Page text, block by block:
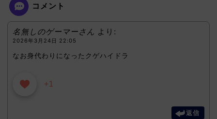
コメント
名無しのゲーマーさん より:
2026年3月24日 22:05
なお身代わりになったクゲハイドラ
+1
返信